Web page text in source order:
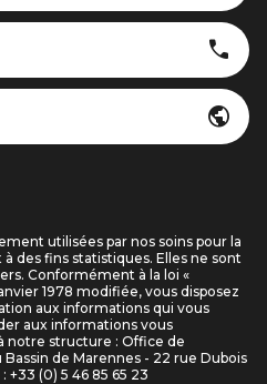
utilisées par nos soins pour la
des fins statistiques. Elles ne sont
Conformément à la loi «
1978 modifiée, vous disposez
aux informations qui vous
aux informations vous
notre structure : Office de
de Marennes - 22 rue Dubois
+33 (0) 5 46 85 65 23